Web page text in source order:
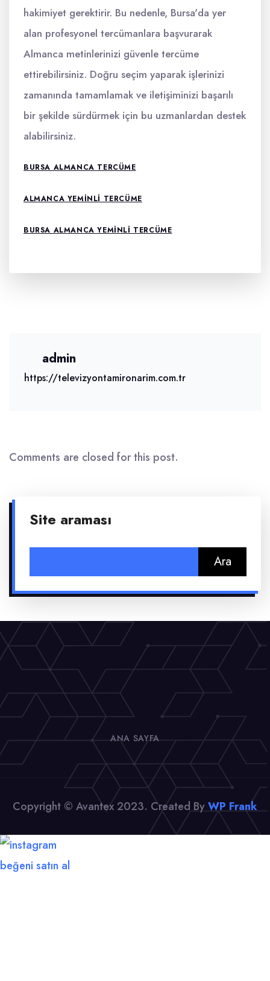
hakimiyet gerektirir. Bu nedenle, Bursa'da yer
alan profesyonel tercümanlara başvurarak
Almanca metinlerinizi güvenle tercüme
ettirebilirsiniz. Doğru seçim yaparak işlerinizi
zamanında tamamlamak ve iletişiminizi başarılı
bir şekilde sürdürmek için bu uzmanlardan destek
alabilirsiniz.
BURSA ALMANCA TERCÜME
ALMANCA YEMINLI TERCÜME
BURSA ALMANCA YEMINLI TERCÜME
admin
https://televizyontamironarim.com.tr
Comments are closed for this post.
Site araması
ANA SAYFA
Copyright © Avantex 2023. Created ByWP Frank